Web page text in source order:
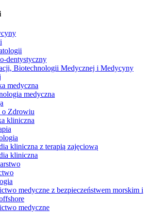
dentystyczny
Biotechnologii Medycznej i Medycyny
medyczna
medyczna
o Zdrowiu
kliniczna
kliniczna z terapią zajęciową
kliniczna
medyczne z bezpieczeństwem morskim i
medyczne